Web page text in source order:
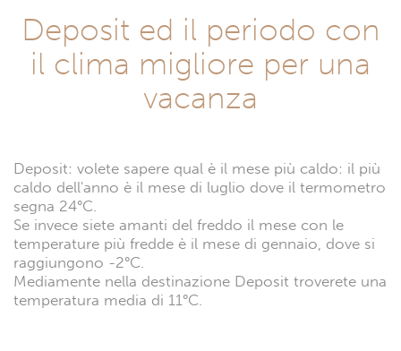
Deposit ed il periodo con
il clima migliore per una
vacanza
Deposit: volete sapere qual è il mese più caldo: il più
caldo dell'anno è il mese di luglio dove il termometro
segna 24°C.
Se invece siete amanti del freddo il mese con le
temperature più fredde è il mese di gennaio, dove si
raggiungono -2°C.
Mediamente nella destinazione Deposit troverete una
temperatura media di 11°C.